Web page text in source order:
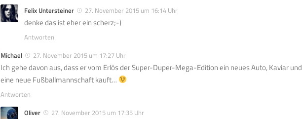
Felix Untersteiner
27. November 2015 um 16:14 Uhr
denke das ist eher ein scherz;-)
Antworten
Michael
27. November 2015 um 17:27 Uhr
Ich gehe davon aus, dass er vom Erlös der Super-Duper-Mega-Edition ein neues Auto, Kaviar und
eine neue Fußballmannschaft kauft…
Antworten
Oliver
27. November 2015 um 17:35 Uhr